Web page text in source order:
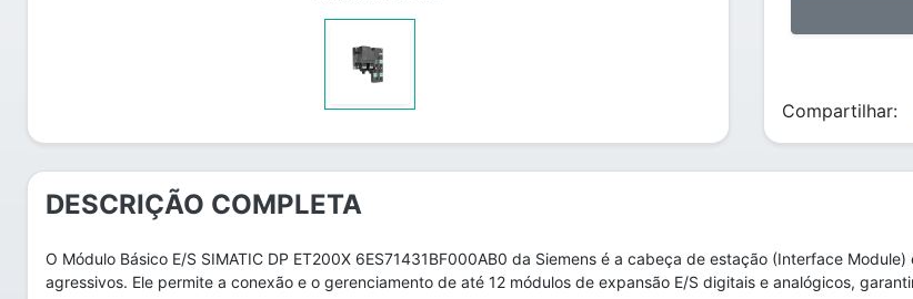
Compartilhar:
DESCRIÇÃO COMPLETA
O Módulo Básico E/S SIMATIC DP ET200X 6ES71431BF000AB0 da Siemens é a cabeça de estação (Interface
agressivos. Ele permite a conexão e o gerenciamento de até 12 módulos de expansão E/S digitais e analógicos,